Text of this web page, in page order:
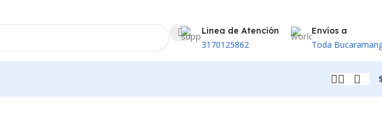
Linea de Atención
3170125862
Envíos a
Toda